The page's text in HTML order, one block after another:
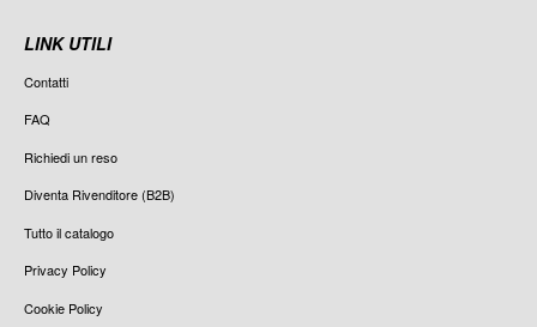
LINK UTILI
Contatti
FAQ
Richiedi un reso
Diventa Rivenditore (B2B)
Tutto il catalogo
Privacy Policy
Cookie Policy